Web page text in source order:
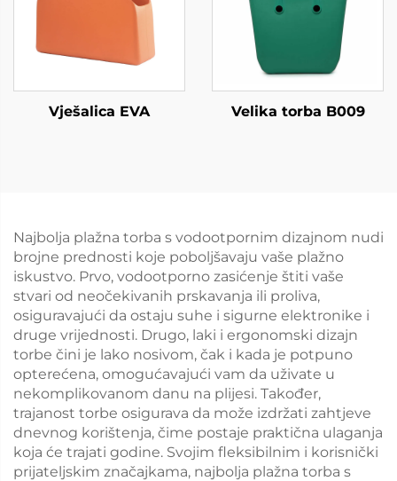
Vješalica EVA Velika torba B009
Najbolja plažna torba s vodootpornim dizajnom nudi
brojne prednosti koje poboljšavaju vaše plažno
iskustvo. Prvo, vodootporno zasićenje štiti vaše
stvari od neočekivanih prskavanja ili proliva,
osiguravajući da ostaju suhe i sigurne elektronike i
druge vrijednosti. Drugo, laki i ergonomski dizajn
torbe čini je lako nosivom, čak i kada je potpuno
opterećena, omogućavajući vam da uživate u
nekomplikovanom danu na plijesi. Također,
trajanost torbe osigurava da može izdržati zahtjeve
dnevnog korištenja, čime postaje praktična ulaganja
koja će trajati godine. Svojim fleksibilnim i korisnički
prijateljskim značajkama, najbolja plažna torba s